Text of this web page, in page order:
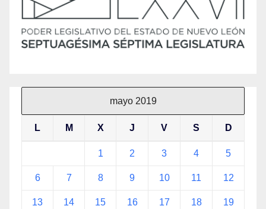
mayo 2019
L M X J V S D
1 2 3 4 5
6 7 8 9 10 11 12
13 14 15 16 17 18 19